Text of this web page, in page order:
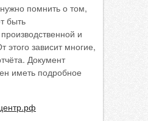
помнить о том,
быть
и
этого зависит многие,
Документ
иметь подробное